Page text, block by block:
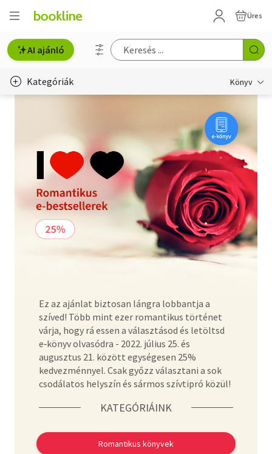
Üres
AI ajánló
Kategóriák Könyv
Gyermek- és ifjúsági
Hobbi, szabadidő
Művészet
Tankönyv, segédkönyv
Társadalomtudomány
Természettudomány
Ez az ajánlat biztosan lángra lobbantja a
szíved! Több mint ezer romantikus történet
várja, hogy rá essen a választásod és letöltsd
e‑könyv olvasódra - 2022. július 25. és
augusztus 21. között egységesen 25%
kedvezménnyel. Csak győzz választani a sok
csodálatos helyszín és sármos szívtipró közül!
KATEGÓRIÁINK
Romantikus könyvek